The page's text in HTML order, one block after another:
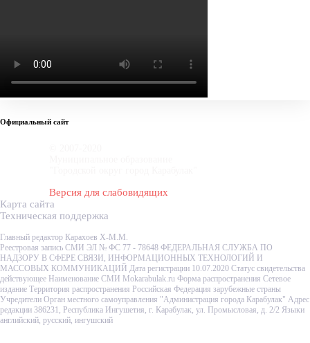
Официальный сайт
Версия для слабовидящих
Карта сайта
Техническая поддержка
Главный редактор Карахоев Х-М.М.
Реестровая запись СМИ ЭЛ № ФС 77 - 78648 ФЕДЕРАЛЬНАЯ СЛУЖБА ПО
НАДЗОРУ В СФЕРЕ СВЯЗИ, ИНФОРМАЦИОННЫХ ТЕХНОЛОГИЙ И
МАССОВЫХ КОММУНИКАЦИЙ Дата регистрации 10.07.2020 Статус свидетельства
действующее Наименование СМИ Mokarabulak.ru Форма распространения Сетевое
издание Территория распространения Российская Федерация зарубежные страны
Учредители Орган местного самоуправления "Администрация города Карабулак" Адрес
редакции 386231, Республика Ингушетия, г. Карабулак, ул. Промысловая, д. 2/2 Языки
английский, русский, ингушский